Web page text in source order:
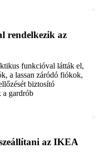
rendelkezik az
funkcióval látták el,
a lassan záródó fiókok,
biztosító
a gardrób
az IKEA